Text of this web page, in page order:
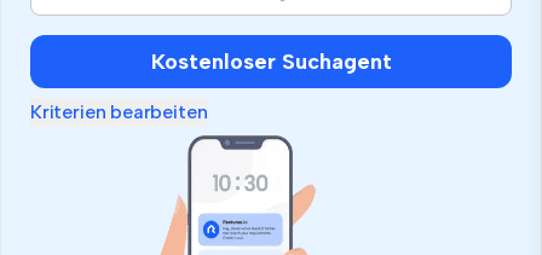
Kostenloser Suchagent
Kriterien bearbeiten